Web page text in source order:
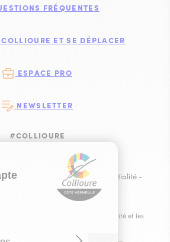
FRÉQUENTES
ET SE DÉPLACER
ESPACE PRO
NEWSLETTER
#COLLIOURE
SUIVEZ-NOUS
SUIVEZ-NOUS
SUIVEZ-
SUIVEZ-
légales Politique de confidentialité -
conçu !
Éditer mes cookies
IRIS Interactive
règles de confidentialitéet les